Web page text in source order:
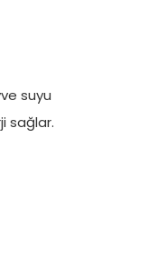
suyu
sağlar.